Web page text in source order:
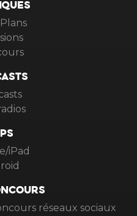
iPad
réseaux sociaux